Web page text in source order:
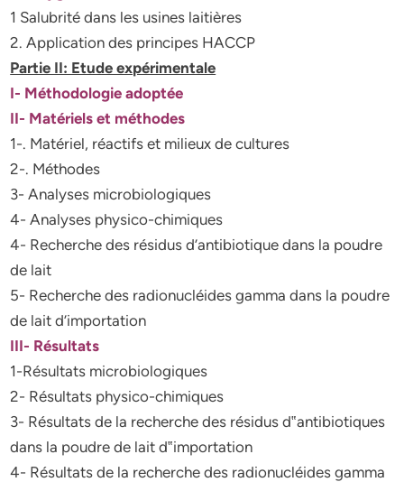
1 Salubrité dans les usines laitières
2. Application des principes HACCP
Partie II: Etude expérimentale
I- Méthodologie adoptée
II- Matériels et méthodes
1-. Matériel, réactifs et milieux de cultures
2-. Méthodes
3- Analyses microbiologiques
4- Analyses physico-chimiques
4- Recherche des résidus d’antibiotique dans la poudre
de lait
5- Recherche des radionucléides gamma dans la poudre
de lait d’importation
III- Résultats
1-Résultats microbiologiques
2- Résultats physico-chimiques
3- Résultats de la recherche des résidus d‟antibiotiques
dans la poudre de lait d‟importation
4- Résultats de la recherche des radionucléides gamma